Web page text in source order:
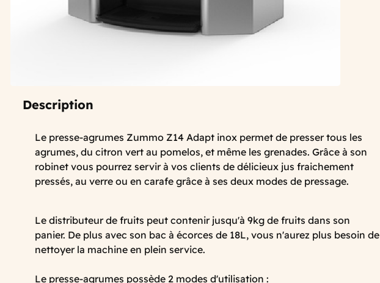
Description
Le presse-agrumes Zummo Z14 Adapt inox permet de presser tous les
agrumes, du citron vert au pomelos, et même les grenades. Grâce à son
robinet vous pourrez servir à vos clients de délicieux jus fraichement
pressés, au verre ou en carafe grâce à ses deux modes de pressage.
Le distributeur de fruits peut contenir jusqu'à 9kg de fruits dans son
panier. De plus avec son bac à écorces de 18L, vous n'aurez plus besoin de
nettoyer la machine en plein service.
Le presse-agrumes possède 2 modes d'utilisation :